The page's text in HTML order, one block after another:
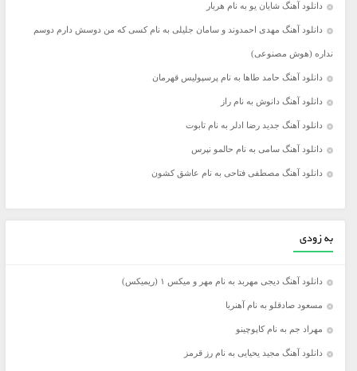
دانلود آهنگ شایان یو به نام هربار
دانلود آهنگ مهدی احمدوند و سامان جلیلی به نام کسی که من دوسش دارم دوسم
نداره (هوش مصنوعی)
دانلود آهنگ حامد طاها به نام پرسپولیس قهرمان
دانلود آهنگ دانوش به نام راز
دانلود آهنگ جدید رضا ادلر به نام تابوت
دانلود آهنگ سامی به نام حالمو نپرس
دانلود آهنگ مصطفی فتاحی به نام عاشق کشون
به زودی
دانلود آهنگ دیجی مهربد به نام مهر و میکس ۱ (ریمیکس)
مسعود صادقلو به نام آهنربا
مهراد جم به نام کاپوچینو
دانلود آهنگ مجید یحیایی به نام رز قرمز